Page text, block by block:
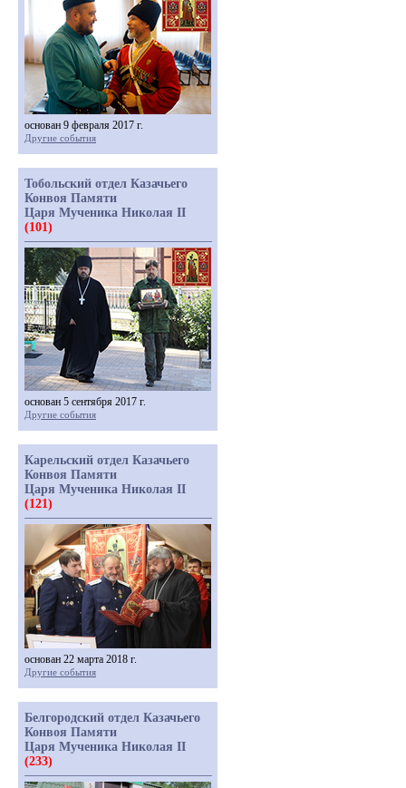
основан 9 февраля 2017 г.
Другие события
Тобольский отдел Казачьего
Конвоя Памяти
Царя Мученика Николая II
(101)
основан 5 сентября 2017 г.
Другие события
Карельский отдел Казачьего
Конвоя Памяти
Царя Мученика Николая II
(121)
основан 22 марта 2018 г.
Другие события
Белгородский отдел Казачьего
Конвоя Памяти
Царя Мученика Николая II
(233)